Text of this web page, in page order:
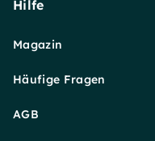
Hilfe
Magazin
Häufige Fragen
AGB